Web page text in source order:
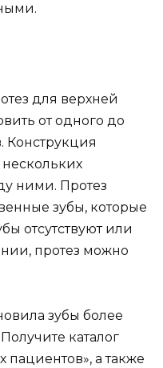
для верхней
от одного до
Конструкция
нескольких
ними. Протез
зубы, которые
отсутствуют или
протез можно
зубы более
каталог
пациентов», а также